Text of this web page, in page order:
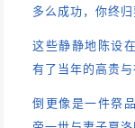
多么成功，你终
这些静静地陈设
有了当年的高贵与
倒更像是一件祭